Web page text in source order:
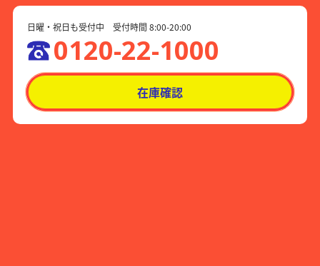
日曜・祝日も受付中 受付時間 8:00-20:00
0120-22-1000
在庫確認